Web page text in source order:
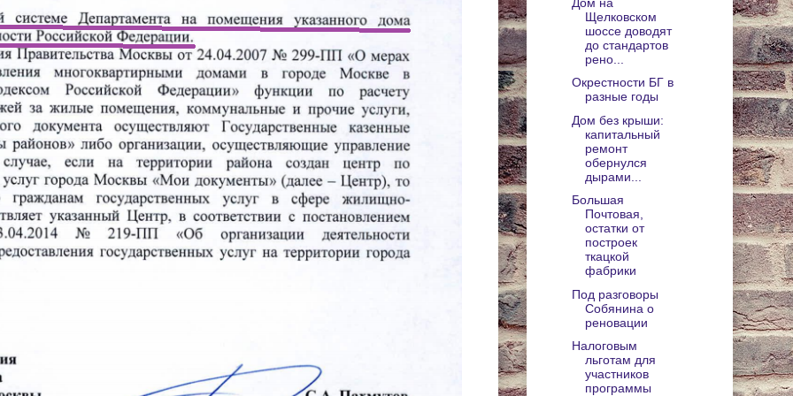
Щелковском
шоссе доводят
до стандартов
рено...
Окрестности БГ в
разные годы
Дом без крыши:
капитальный
ремонт
обернулся
дырами...
Большая
Почтовая,
остатки от
построек
ткацкой
фабрики
Под разговоры
Собянина о
реновации
Налоговым
льготам для
участников
программы